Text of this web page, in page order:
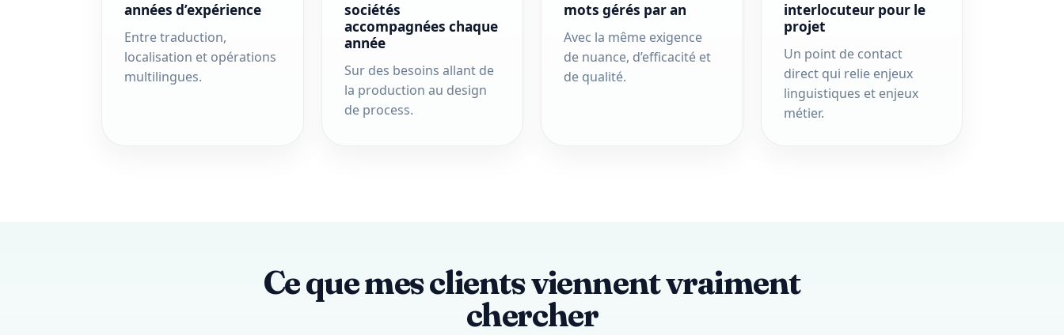
années d’expérience
Entre traduction,
localisation et opérations
multilingues.
sociétés
accompagnées chaque
année
Sur des besoins allant de
la production au design
de process.
mots gérés par an
Avec la même exigence
de nuance, d’efficacité et
de qualité.
interlocuteur pour le
projet
Un point de contact
direct qui relie enjeux
linguistiques et enjeux
métier.
Ce que mes clients viennent vraiment
chercher